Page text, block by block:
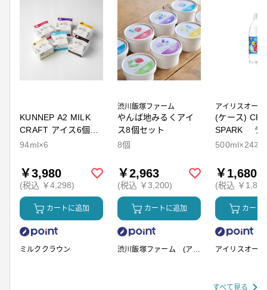
KUNNEP A2 MILK
CRAFT アイス6個セ
ット
94ml×6
￥3,980
(税込 ￥4,298)
カートに追加
ミルククラウン
渋川飯塚ファーム
やんば地みるくアイ
ス8個セット
8個
￥2,963
(税込 ￥3,200)
カートに追加
渋川飯塚ファーム (アイ
アイリスオーヤ
(ケース)
SPARK ラ
500ml×24本
￥1,680
(税込 ￥
カート
アイリスオー
すべて見る